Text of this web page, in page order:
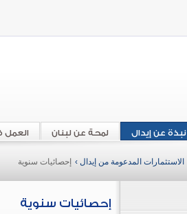
العمل لمحة عن لبنان نبذة عن إيدال
الاستثمارات المدعومة من إيدال › إحصائيات سنوية
إحصائيات سنوية